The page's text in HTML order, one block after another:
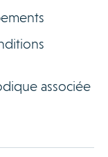
associée